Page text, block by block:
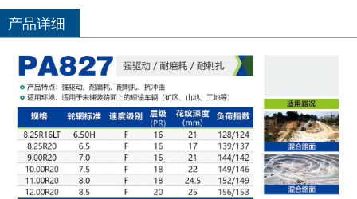
产品详细